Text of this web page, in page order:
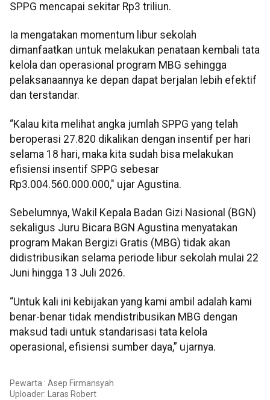
SPPG mencapai sekitar Rp3 triliun.
Ia mengatakan momentum libur sekolah
dimanfaatkan untuk melakukan penataan kembali tata
kelola dan operasional program MBG sehingga
pelaksanaannya ke depan dapat berjalan lebih efektif
dan terstandar.
“Kalau kita melihat angka jumlah SPPG yang telah
beroperasi 27.820 dikalikan dengan insentif per hari
selama 18 hari, maka kita sudah bisa melakukan
efisiensi insentif SPPG sebesar
Rp3.004.560.000.000," ujar Agustina.
Sebelumnya, Wakil Kepala Badan Gizi Nasional (BGN)
sekaligus Juru Bicara BGN Agustina menyatakan
program Makan Bergizi Gratis (MBG) tidak akan
didistribusikan selama periode libur sekolah mulai 22
Juni hingga 13 Juli 2026.
“Untuk kali ini kebijakan yang kami ambil adalah kami
benar-benar tidak mendistribusikan MBG dengan
maksud tadi untuk standarisasi tata kelola
operasional, efisiensi sumber daya,” ujarnya.
Pewarta : Asep Firmansyah
Uploader:
Laras Robert